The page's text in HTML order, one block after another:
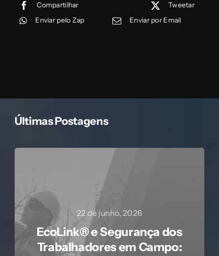
Compartilhar
Tweetar
Enviar pelo Zap
Enviar por Email
Últimas Postagens
22 de junho, 2026
EcoLink® e Segurança dos
Trabalhadores em Campo: